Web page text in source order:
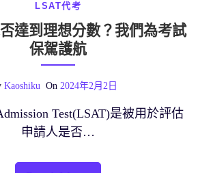
LSAT代考
達到理想分數？我們為考試
保駕護航
Kaoshiku On 2024年2月2日
Test(LSAT)是被用於評估
申請人是否…